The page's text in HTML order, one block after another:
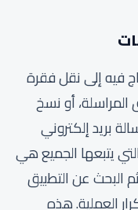
إلى نقل فقرة
أو نسخ
بريد إلكتروني
يتبعها الجميع هي
البحث عن التطبيق
العملية. هذه